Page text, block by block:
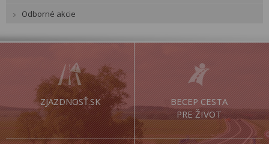
Odborné akcie
ZJAZDNOSŤ.SK
BECEP CESTA
PRE ŽIVOT